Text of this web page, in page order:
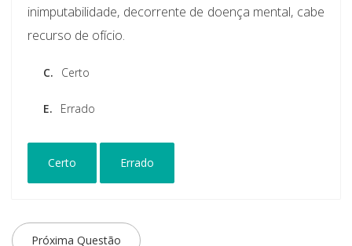
inimputabilidade, decorrente de doença mental, cabe
recurso de ofício.
C. Certo
E. Errado
Certo Errado
Próxima Questão